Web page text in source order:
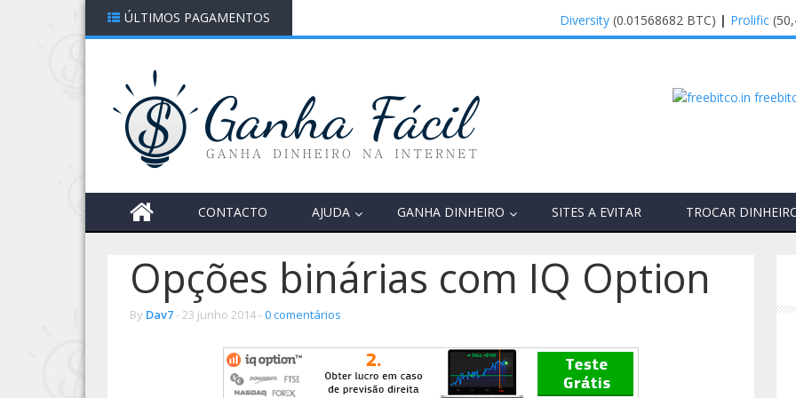
ÚLTIMOS PAGAMENTOS Diversity(0.01568682 BTC)| Prolific (50,47£)|
CONTACTO AJUDA GANHA DINHEIRO SITES A EVITAR TROCAR
Opções binárias com IQ Option
By Dav7-23 junho 2014 -0 comentários